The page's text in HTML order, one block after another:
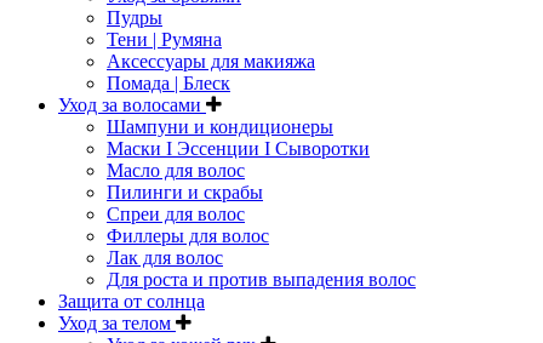
Пудры
Тени | Румяна
Аксессуары для макияжа
Помада | Блеск
Уход за волосами
Шампуни и кондиционеры
Маски I Эссенции I Сыворотки
Масло для волос
Пилинги и скрабы
Спреи для волос
Филлеры для волос
Лак для волос
Для роста и против выпадения волос
Защита от солнца
Уход за телом